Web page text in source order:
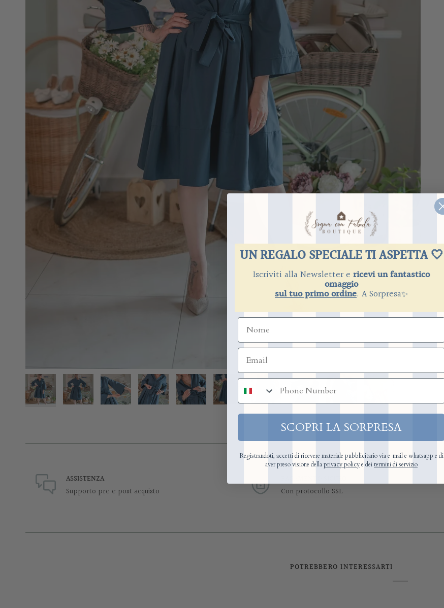
ASSISTENZA
Supporto pre e post acquisto Con protocollo SSL
POTREBBERO INTERESSARTI
UN REGALO SPECIALE TI ASPETTA 🤍
Iscriviti alla Newsletter e ricevi un fantastico
omaggio
sul tuo primo ordine. A Sorpresa✨
numero di telefono
SCOPRI LA SORPRESA
Registrandoti, accetti di ricevere materiale pubblicitario via e-mail e whatsapp e di
aver preso visione dellaprivacy policye deitermini di servizio